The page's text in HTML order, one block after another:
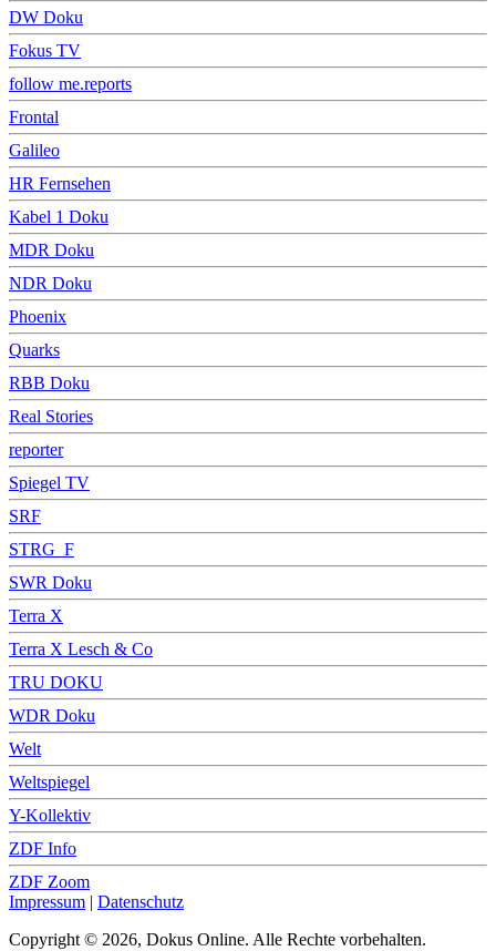
DW Doku
Fokus TV
follow me.reports
Frontal
Galileo
HR Fernsehen
Kabel 1 Doku
MDR Doku
NDR Doku
Phoenix
Quarks
RBB Doku
Real Stories
reporter
Spiegel TV
SRF
STRG_F
SWR Doku
Terra X
Terra X Lesch & Co
TRU DOKU
WDR Doku
Welt
Weltspiegel
Y-Kollektiv
ZDF Info
ZDF Zoom
Impressum | Datenschutz
Copyright © 2026, Dokus Online. Alle Rechte vorbehalten.